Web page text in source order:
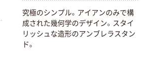
究極のシンプル。アイアンのみで構
成された幾何学のデザイン。スタイ
リッシュな造形のアンブレラスタン
ド。
リサイクル100
芯あり FSC認
証
￥460~ （税込）
オリジナル
￥
オリジナル
ア
チ